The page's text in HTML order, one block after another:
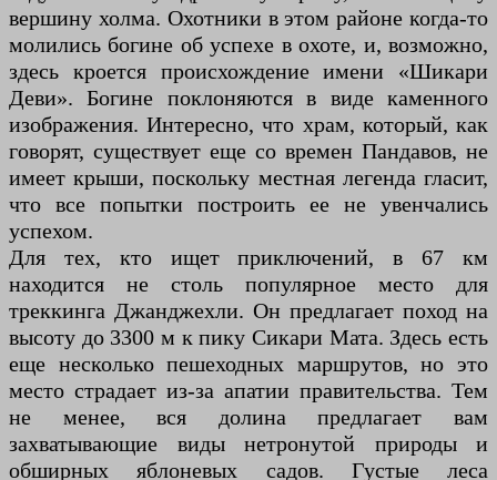
вершину холма. Охотники в этом районе когда-то
молились богине об успехе в охоте, и, возможно,
здесь кроется происхождение имени «Шикари
Деви». Богине поклоняются в виде каменного
изображения. Интересно, что храм, который, как
говорят, существует еще со времен Пандавов, не
имеет крыши, поскольку местная легенда гласит,
что все попытки построить ее не увенчались
успехом.
Для тех, кто ищет приключений, в 67 км
находится не столь популярное место для
треккинга Джанджехли. Он предлагает поход на
высоту до 3300 м к пику Сикари Мата. Здесь есть
еще несколько пешеходных маршрутов, но это
место страдает из-за апатии правительства. Тем
не менее, вся долина предлагает вам
захватывающие виды нетронутой природы и
обширных яблоневых садов. Густые леса